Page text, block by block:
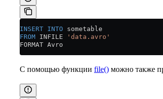
INSERT INTO sometable
FROM INFILE
'data.avro'
FORMAT Avro
С помощью функции file() можно также